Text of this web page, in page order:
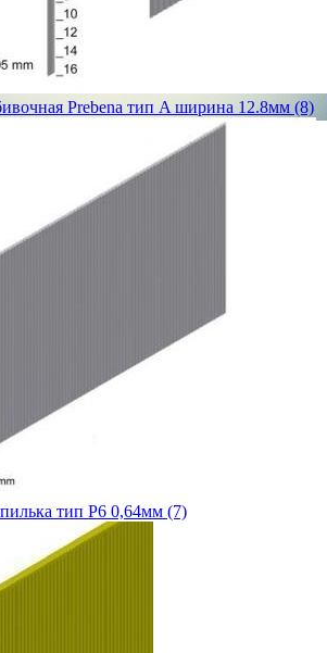
Prebena тип A ширина 12.8мм (8)
тип P6 0,64мм (7)